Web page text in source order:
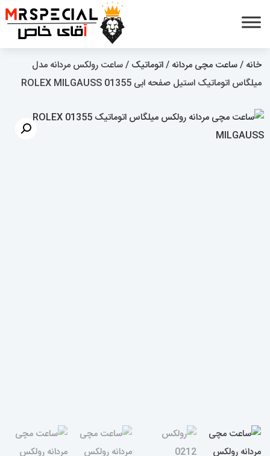
خانه /ساعت مچی مردانه /اتوماتیک / ساعت رولکس مردانه مدل
میلگاس اتوماتیک استیل صفحه ابی 01355 ROLEX MILGAUSS